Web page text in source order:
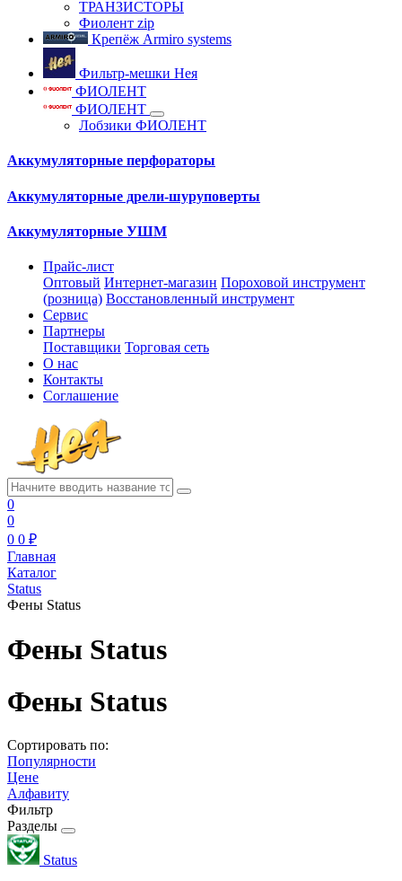
ТРАНЗИСТОРЫ
Фиолент zip
Крепёж Armiro systems
Фильтр-мешки Нея
ФИОЛЕНТ
ФИОЛЕНТ
Лобзики ФИОЛЕНТ
Аккумуляторные перфораторы
Аккумуляторные дрели-шуруповерты
Аккумуляторные УШМ
Прайс-лист
Оптовый Интернет-магазин Пороховой инструмент
(розница) Восстановленный инструмент
Сервис
Партнеры
Поставщики Торговая сеть
О нас
Контакты
Соглашение
0
0
0 0 ₽
Главная
Каталог
Status
Фены Status
Фены Status
Фены Status
Сортировать по:
Популярности
Цене
Алфавиту
Фильтр
Разделы
Status